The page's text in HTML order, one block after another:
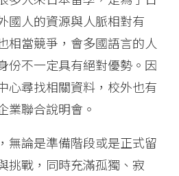
國人的資源與人脈相對有
相當競爭，會多國語言的人
份不一定具有絕對優勢。因
心尋找相關資料，校外也有
業聯合說明會。
無論是準備階段或是正式留
挑戰，同時充滿孤獨、寂